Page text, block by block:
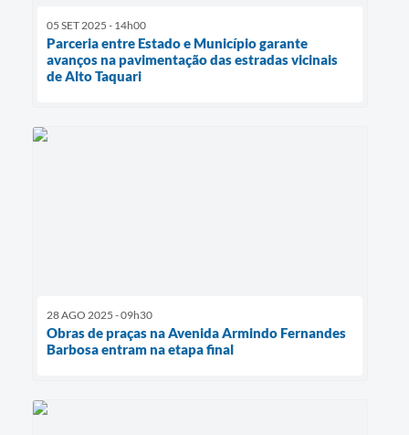
05 SET 2025 - 14h00
Parceria entre Estado e Município garante
avanços na pavimentação das estradas vicinais
de Alto Taquari
28 AGO 2025 - 09h30
Obras de praças na Avenida Armindo Fernandes
Barbosa entram na etapa final